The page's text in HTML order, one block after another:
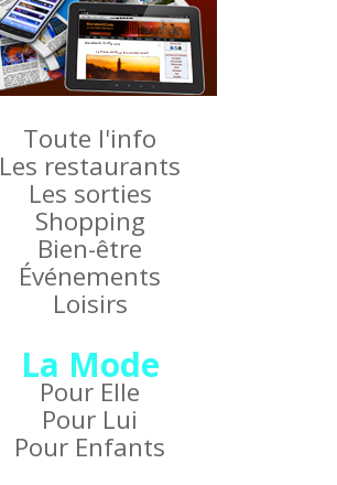
Toute l'info
Les restaurants
Les sorties
Shopping
Bien-être
Événements
Loisirs
La Mode
Pour Elle
Pour Lui
Pour Enfants